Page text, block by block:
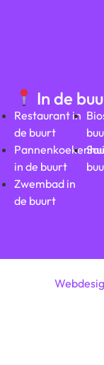
In de
Restaurant in
de buurt
in de buurt
Zwembad in
de buurt